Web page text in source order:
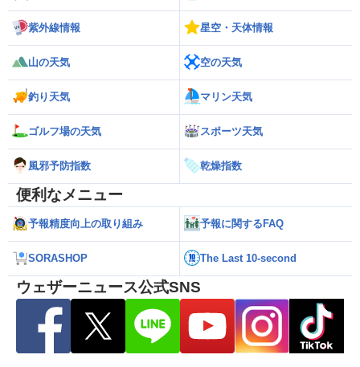
紫外線情報 星空・天体情報
山の天気 空の天気
釣り天気 マリン天気
ゴルフ場の天気 スポーツ天気
風邪予防指数 乾燥指数
便利なメニュー
予報精度向上の取り組み 予報に関するFAQ
SORASHOP The Last 10-second
ウェザーニュース公式SNS